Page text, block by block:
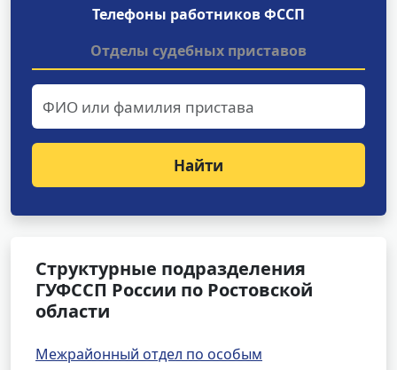
Телефоны работников ФССП
Отделы судебных приставов
Найти
Структурные подразделения
ГУФССП России по Ростовской
области
Межрайонный отдел по особым